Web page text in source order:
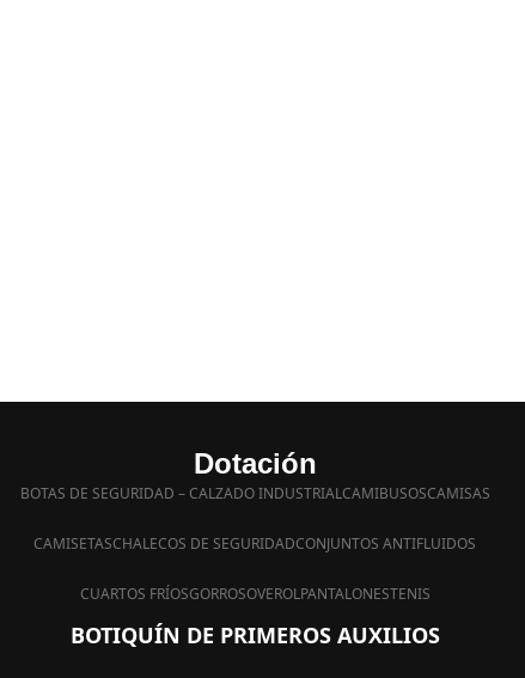
Dotación
BOTAS DE SEGURIDAD – CALZADO INDUSTRIALCAMIBUSOSCAMISAS
CAMISETASCHALECOS DE SEGURIDADCONJUNTOS ANTIFLUIDOS
CUARTOS FRÍOSGORROSOVEROLPANTALONESTENIS
BOTIQUÍN DE PRIMEROS AUXILIOS